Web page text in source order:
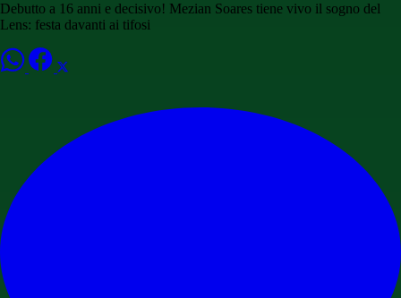
Debutto a 16 anni e decisivo! Mezian Soares tiene vivo il sogno del
Lens: festa davanti ai tifosi